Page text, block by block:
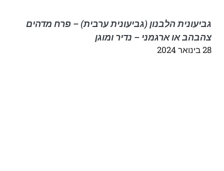
גביעונית הלבנון (גביעונית ערבית) – פרח מדהים
צהבהב או ארגמני – נדיר ומוגן
28 בינואר 2024